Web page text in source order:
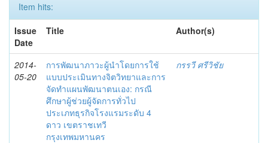
Item hits:
Issue
Date
Title Author(s)
2014-
05-20
การพัฒนาภาวะผู้นำโดยการใช้
แบบประเมินทางจิตวิทยาและการ
จัดทำแผนพัฒนาตนเอง: กรณี
ศึกษาผู้ช่วยผู้จัดการทั่วไป
ประเภทธุรกิจโรงแรมระดับ 4
ดาว เขตราชเทวี
กรุงเทพมหานคร
กรรวี ศรีวิชัย